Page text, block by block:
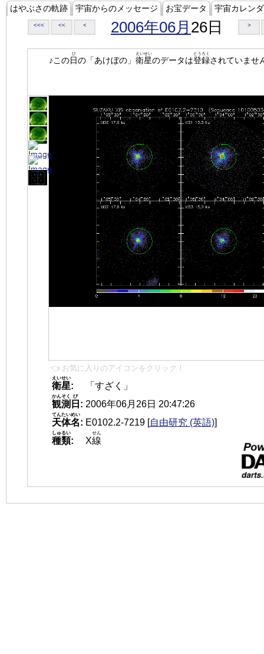
はやぶさの軌跡 宇宙からのメッセージ お宝データ 宇宙カレン
<<< << < 2006年06月 26日 >
♪この日
ひ
の「あけぼの」 衛星
えいせい
のデータは登録
とうろく
されていませ
👈 お気に入りのアイコンをクリック！
衛星
えいせい
:
「すざく」
観測
かんそく
日
び
: 2006年06月26日 20:47:26
天体名
てんたいめい
: E0102.2-7219 [自由研究 (英語)]
種類
しゅるい
: X線
せん